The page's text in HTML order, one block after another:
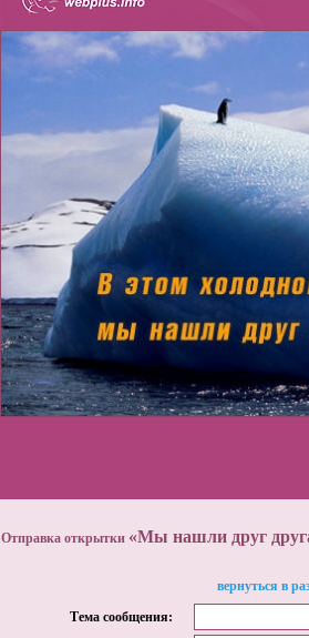
Отправка открытки «Мы нашли друг
вернуться в
Тема сообщения: